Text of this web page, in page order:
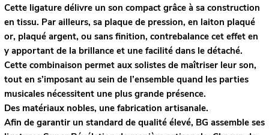
Cette ligature délivre un son compact grâce à sa construction
en tissu. Par ailleurs, sa plaque de pression, en laiton plaqué
or, plaqué argent, ou sans finition, contrebalance cet effet en
y apportant de la brillance et une facilité dans le détaché.
Cette combinaison permet aux solistes de maîtriser leur son,
tout en s’imposant au sein de l’ensemble quand les parties
musicales nécessitent une plus grande présence.
Des matériaux nobles, une fabrication artisanale.
Afin de garantir un standard de qualité élevé, BG assemble ses